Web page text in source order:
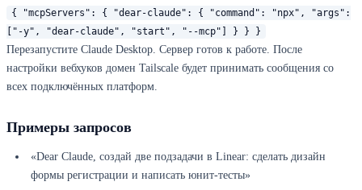
{ "mcpServers": { "dear-claude": { "command": "npx", "args":
["-y", "dear-claude", "start", "--mcp"] } } }
Перезапустите Claude Desktop. Сервер готов к работе. После
настройки вебхуков домен Tailscale будет принимать сообщения со
всех подключённых платформ.
Примеры запросов
«Dear Claude, создай две подзадачи в Linear: сделать дизайн
формы регистрации и написать юнит-тесты»